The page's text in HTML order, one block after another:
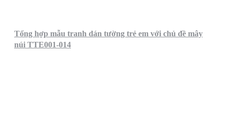
Tổng hợp mẫu tranh dán tường trẻ em với chủ đề mây
núi TTE001-014